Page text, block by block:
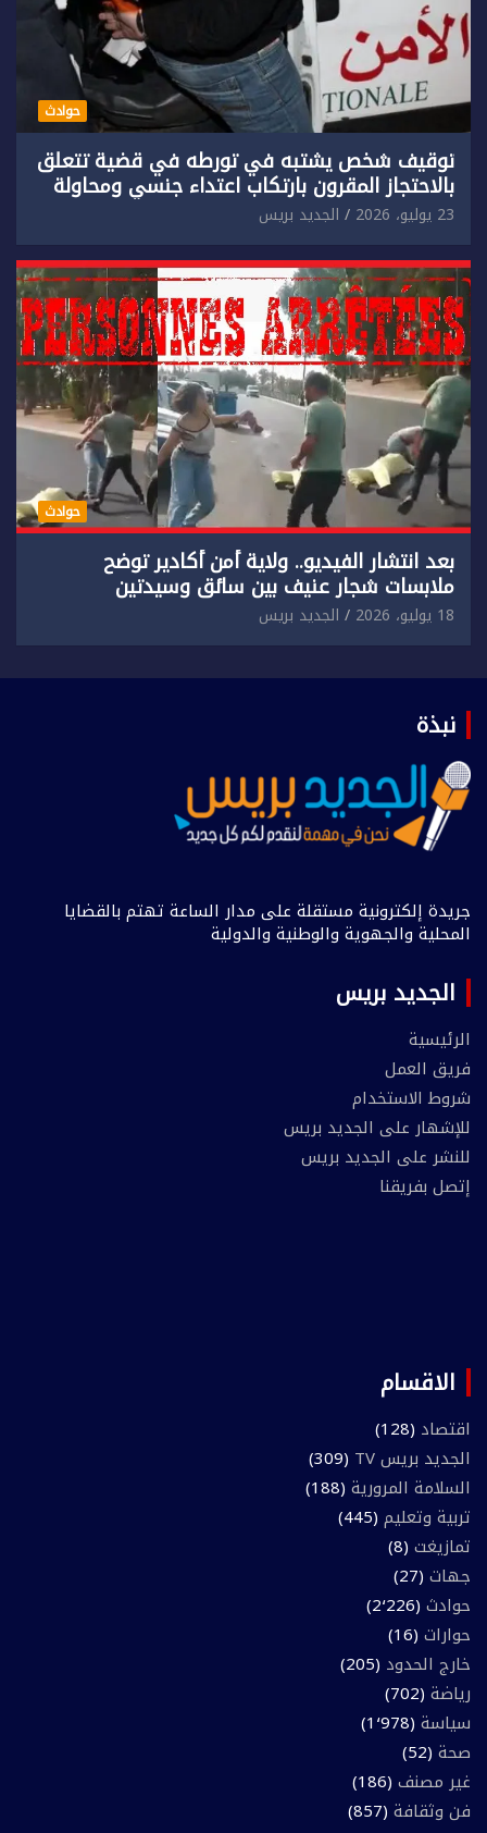
حوادث
توقيف شخص يشتبه في تورطه في قضية تتعلق
بالاحتجاز المقرون بارتكاب اعتداء جنسي ومحاولة
إضرام النار عمدا.
23 يوليو، 2026 الجديد بريس
حوادث
بعد انتشار الفيديو.. ولاية أمن أكادير توضح
ملابسات شجار عنيف بين سائق وسيدتين
18 يوليو، 2026 الجديد بريس
نبذة
جريدة إلكترونية مستقلة على مدار الساعة تهتم بالقضايا
المحلية والجهوية والوطنية والدولية
الجديد بريس
الرئيسية
فريق العمل
شروط الاستخدام
للإشهار على الجديد بريس
للنشر على الجديد بريس
إتصل بفريقنا
الاقسام
اقتصاد (128)
الجديد بريس TV
(309)
السلامة المرورية (188)
تربية وتعليم (445)
تمازيغت (8)
جهات (27)
حوادث (2٬226)
حوارات (16)
خارج الحدود (205)
رياضة (702)
سياسة (1٬978)
صحة (52)
غير مصنف (186)
فن وثقافة (857)